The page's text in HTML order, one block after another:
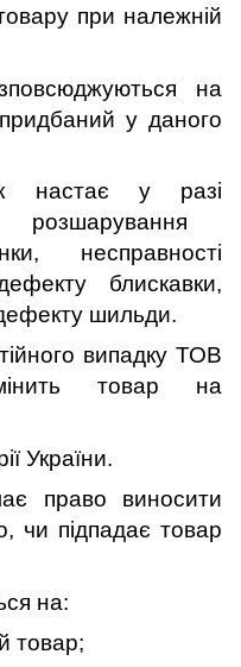
при належній
на
у даного
настає у разі
несправності
блискавки,
шильди.
випадку ТОВ
товар на
України.
право виносити
чи підпадає товар
на:
товар;